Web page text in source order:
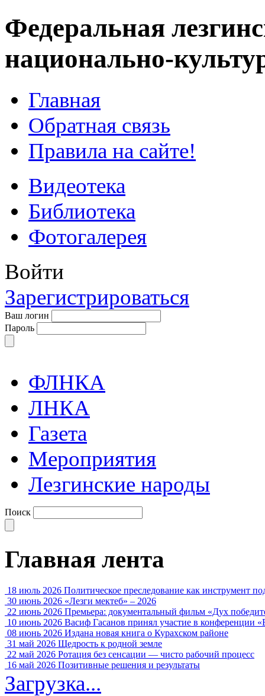
Федеральная
национально-
Главная
Обратная связь
Правила на сайте!
Видеотека
Библиотека
Фотогалерея
Войти
Зарегистрироваться
Ваш логин
Пароль
ФЛНКА
ЛНКА
Газета
Мероприятия
Лезгинские народы
Поиск
Главная лента
18 июль 2026 Политическое преследование как инструмент
30 июнь 2026 «Лезги мектеб» – 2026
22 июнь 2026 Премьера: документальный фильм «Дух
10 июнь 2026 Васиф Гасанов принял участие в конференции
08 июнь 2026 Издана новая книга о Курахском районе
31 май 2026 Щедрость к родной земле
22 май 2026 Ротация без сенсации — чисто рабочий процесс
16 май 2026 Позитивные решения и результаты
Загрузка...